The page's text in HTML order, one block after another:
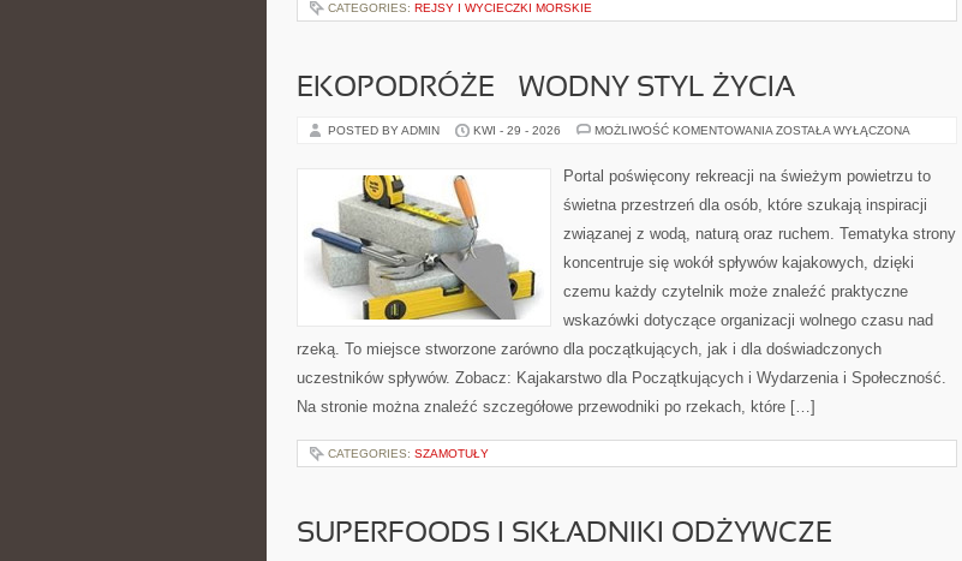
CATEGORIES: REJSY I WYCIECZKI MORSKIE
EKOPODRÓŻE – WODNY STYL ŻYCIA
POSTED BY ADMIN KWI - 29 - 2026 MOŻLIWOŚĆ KOMENTOWANIA EKOPODRÓŻE
STYL
ŻYCIA
ZOSTAŁA WYŁĄCZONA
Portal poświęcony rekreacji na świeżym powietrzu to
świetna przestrzeń dla osób, które szukają inspiracji
związanej z wodą, naturą oraz ruchem. Tematyka strony
koncentruje się wokół spływów kajakowych, dzięki
czemu każdy czytelnik może znaleźć praktyczne
wskazówki dotyczące organizacji wolnego czasu nad
rzeką. To miejsce stworzone zarówno dla początkujących, jak i dla doświadczonych
uczestników spływów. Zobacz: Kajakarstwo dla Początkujących i Wydarzenia i Społeczność.
Na stronie można znaleźć szczegółowe przewodniki po rzekach, które […]
CATEGORIES: SZAMOTUŁY
SUPERFOODS I SKŁADNIKI ODŻYWCZE